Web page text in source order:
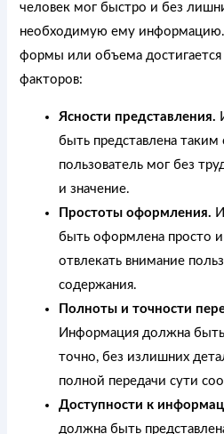
человек мог быстро и без
необходимую ему информацию.
формы или объема
факторов:
Ясности представления.
быть представлена
пользователь мог без
и значение.
Простоты оформления.
быть оформлена просто
отвлекать внимание
содержания.
Полноты и точности
Информация должна
точно, без излишних
полной передачи сути
Доступности к
должна быть